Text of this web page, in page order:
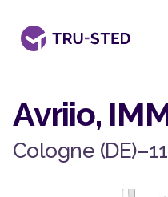
Avriio,
Cologne (DE)–